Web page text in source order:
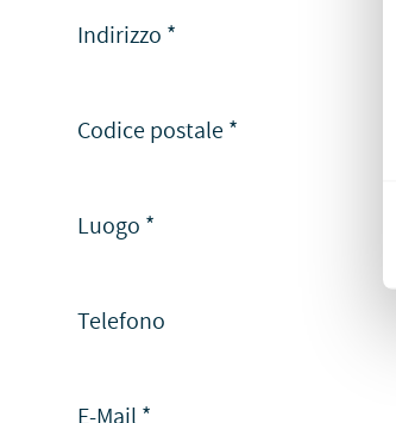
Indirizzo *
Codice postale *
Luogo *
Telefono